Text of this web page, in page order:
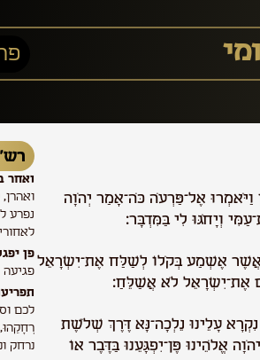
אֶל־פַּרְעֹה כֹּה־אָמַר יְהֹוָה
וְיָחֹגּוּ לִי בַּמִּדְבָּר:
אֲשֶׁר אֶשְׁמַע בְּקֹלוֹ לְשַׁלַּח אֶת־יִשְׂרָאֵל
אֶת־יִשְׂרָאֵל לֹא אֲשַׁלֵּחַ:
עָלֵינוּ נֵלְכָה־נָּא דֶּרֶךְ שְׁלֹשֶׁת
אֱלֹהֵינוּ פֶּן־יִפְגָּעֵנוּ בַּדֶּבֶר אוֹ
ואחר
נפרע
פן
פגיעה
לכם
נרחק